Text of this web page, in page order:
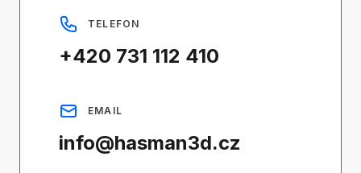
TELEFON
+420 731 112 410
EMAIL
info@hasman3d.cz